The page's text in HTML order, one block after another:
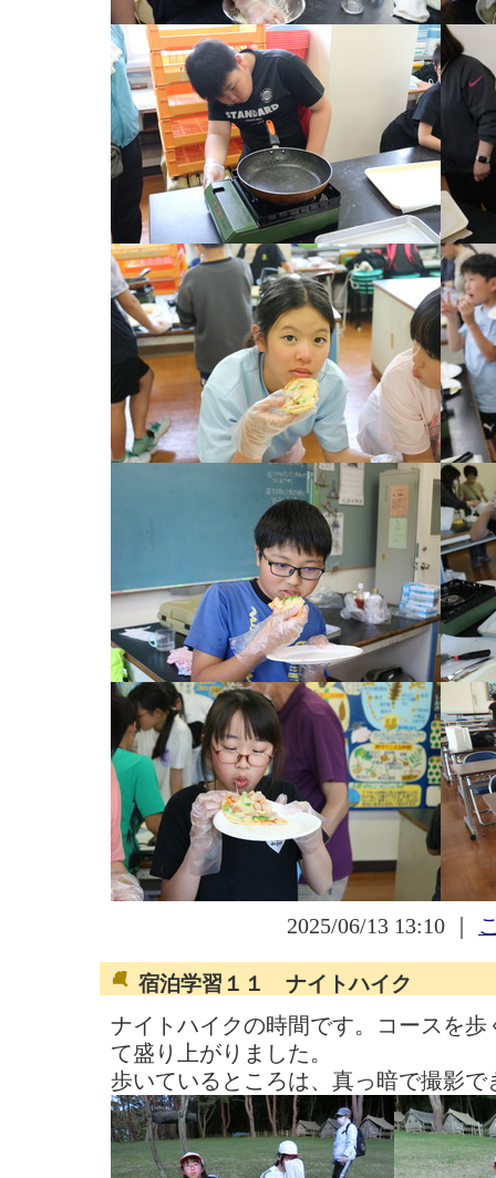
2025/06/13 13:10 ｜
宿泊学習１１ ナイトハイク
ナイトハイクの時間です。コースを
て盛り上がりました。
歩いているところは、真っ暗で撮影で